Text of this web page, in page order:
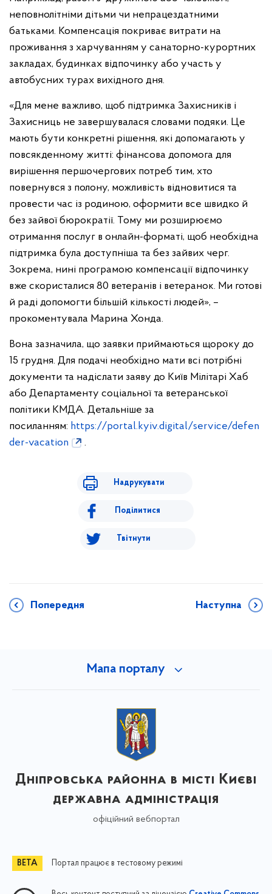
неповнолітніми дітьми чи непрацездатними
батьками. Компенсація покриває витрати на
проживання з харчуванням у санаторно-курортних
закладах, будинках відпочинку або участь у
автобусних турах вихідного дня.
«Для мене важливо, щоб підтримка Захисників і
Захисниць не завершувалася словами подяки. Це
мають бути конкретні рішення, які допомагають у
повсякденному житті: фінансова допомога для
вирішення першочергових потреб тим, хто
повернувся з полону, можливість відновитися та
провести час із родиною, оформити все швидко й
без зайвої бюрократії. Тому ми розширюємо
отримання послуг в онлайн-форматі, щоб необхідна
підтримка була доступніша та без зайвих черг.
Зокрема, нині програмою компенсації відпочинку
вже скористалися 80 ветеранів і ветеранок. Ми готові
й раді допомогти більшій кількості людей», –
прокоментувала Марина Хонда.
Вона зазначила, що заявки приймаються щороку до
15 грудня. Для подачі необхідно мати всі потрібні
документи та надіслати заяву до Київ Мілітарі Хаб
або Департаменту соціальної та ветеранської
політики КМДА. Детальніше за
посиланням: https://portal.kyiv.digital/service/defen
der-vacation
.
Надрукувати
Поділитися
Твітнути
Попередня Наступна
Мапа порталу
Дніпровська районна в місті Києві
державна адміністрація
офіційний вебпортал
Портал працює в тестовому режимі